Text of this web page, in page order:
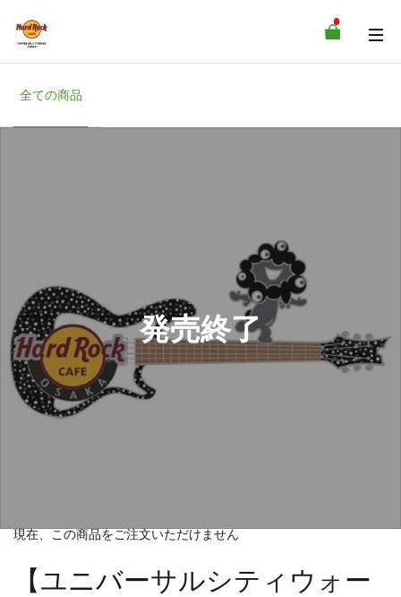
全ての商品
発売終了
現在、この商品をご注文いただけません
【ユニバーサルシティウォー